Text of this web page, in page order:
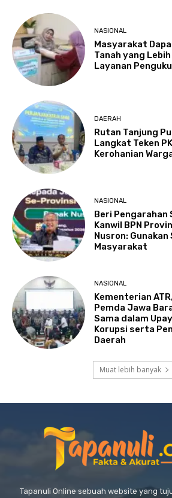
NASIONAL
Masyarakat
Tanah yang
Layanan
DAERAH
Rutan Tanjung
Langkat Teken
Kerohanian
NASIONAL
Beri Pengarahan
Kanwil BPN
Nusron:
Masyarakat
NASIONAL
Kementerian
Pemda Jawa
Sama dalam
Korupsi serta
Daerah
Muat lebih banyak
Tapanuli Online sebuah website yang